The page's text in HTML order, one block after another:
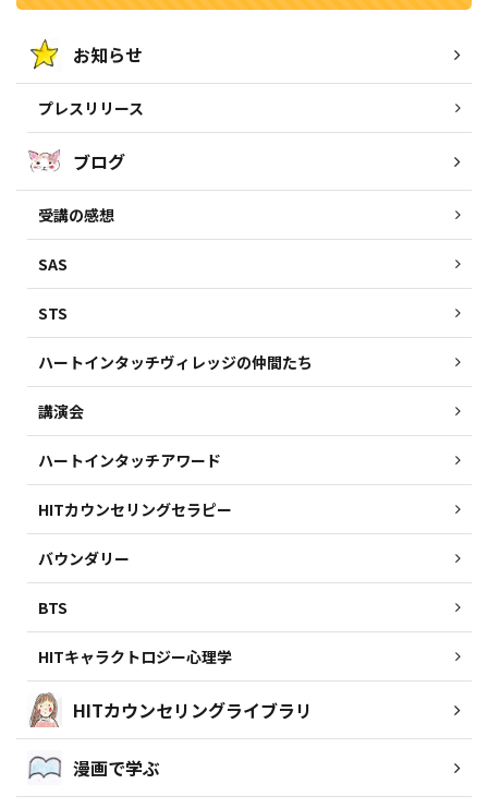
お知らせ
プレスリリース
ブログ
受講の感想
SAS
STS
ハートインタッチヴィレッジの仲間たち
講演会
ハートインタッチアワード
HITカウンセリングセラピー
バウンダリー
BTS
HITキャラクトロジー心理学
HITカウンセリングライブラリ
漫画で学ぶ